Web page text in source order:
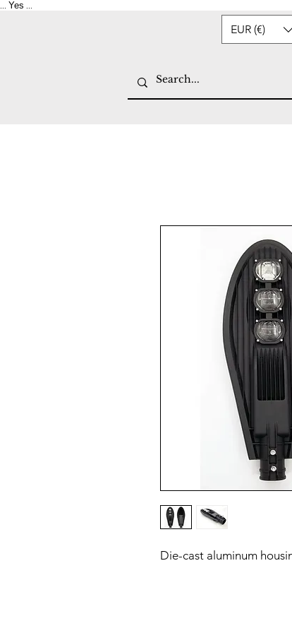
Yes
EUR (€)
Die-cast aluminum